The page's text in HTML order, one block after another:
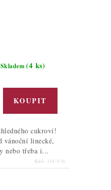
Skladem (4 ks)
cukroví!
vánoční linecké,
nebo třeba i...
Kód: 101-516